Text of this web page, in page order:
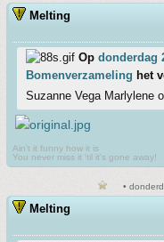
Melting
Op donderdag
Bomenverzameling het
Suzanne Vega Marlylene
Ain't it funny how it is
You never miss it 'til it's gone away!
•
Melting